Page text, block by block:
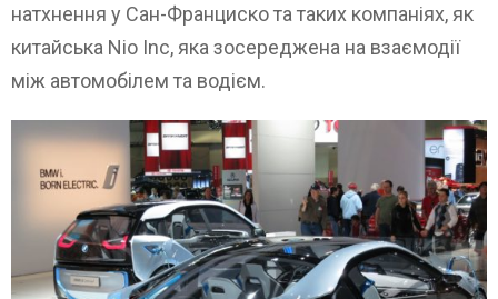
натхнення у Сан-Франциско та таких компаніях, як
китайська Nio Inc, яка зосереджена на взаємодії
між автомобілем та водієм.